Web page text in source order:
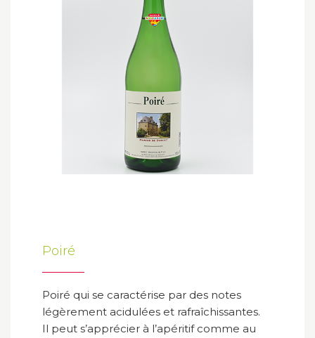
Poiré
Poiré qui se caractérise par des notes
légèrement acidulées et rafraîchissantes.
Il peut s’apprécier à l’apéritif comme au